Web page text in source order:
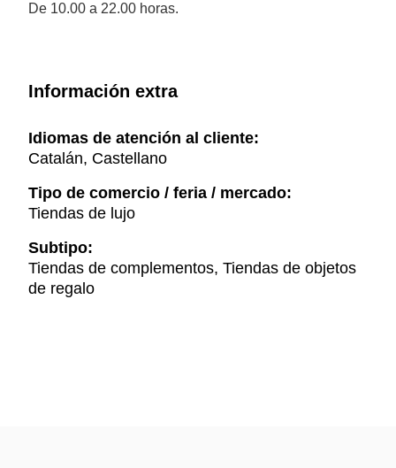
De 10.00 a 22.00 horas.
Información extra
Idiomas de atención al cliente:
Catalán, Castellano
Tipo de comercio / feria / mercado:
Tiendas de lujo
Subtipo:
Tiendas de complementos, Tiendas de objetos
de regalo